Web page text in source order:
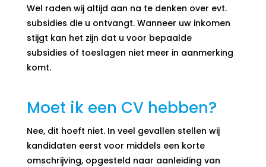
Wel raden wij altijd aan na te denken over evt.
subsidies die u ontvangt. Wanneer uw inkomen
stijgt kan het zijn dat u voor bepaalde
subsidies of toeslagen niet meer in aanmerking
komt.
Moet ik een CV hebben?
Nee, dit hoeft niet. In veel gevallen stellen wij
kandidaten eerst voor middels een korte
omschrijving, opgesteld naar aanleiding van